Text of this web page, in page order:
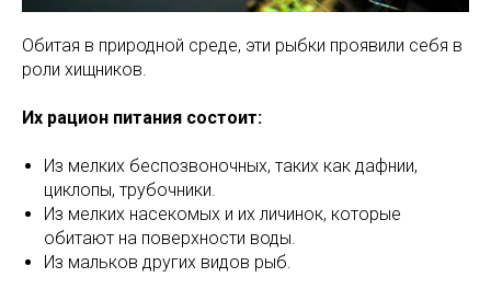
Обитая в природной среде, эти рыбки проявили себя в
роли хищников.
Их рацион питания состоит:
Из мелких беспозвоночных, таких как дафнии,
циклопы, трубочники.
Из мелких насекомых и их личинок, которые
обитают на поверхности воды.
Из мальков других видов рыб.